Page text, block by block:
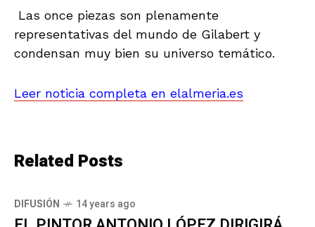
Las once piezas son plenamente
representativas del mundo de Gilabert y
condensan muy bien su universo temático.
Leer noticia completa en elalmeria.es
Related Posts
DIFUSIÓN 14 years ago